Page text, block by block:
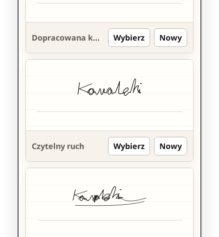
Dopracowana kursywa Wybierz Nowy
Czytelny ruch Wybierz Nowy